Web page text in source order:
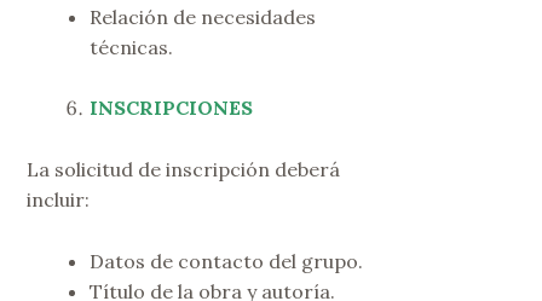
Relación de necesidades
técnicas.
INSCRIPCIONES
La solicitud de inscripción deberá
incluir:
Datos de contacto del grupo.
Título de la obra y autoría.